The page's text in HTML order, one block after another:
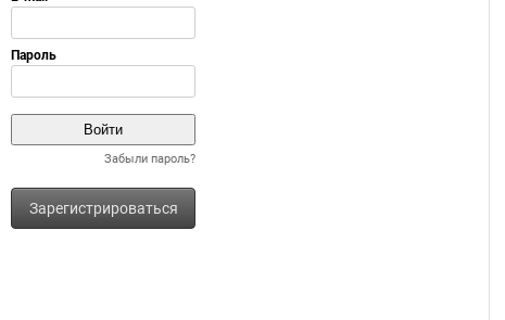
Забыли пароль?
Зарегистрироваться